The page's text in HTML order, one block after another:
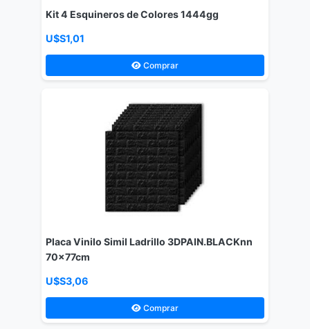
Kit 4 Esquineros de Colores 1444gg
U$S1,01
Comprar
Placa Vinilo Simil Ladrillo 3DPAIN.BLACKnn
70x77cm
U$S3,06
Comprar